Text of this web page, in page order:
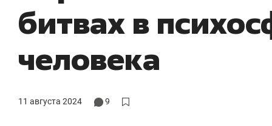
битвах в
человека
11 августа 2024 9
Как бизнесу выйти на зарубежные
о